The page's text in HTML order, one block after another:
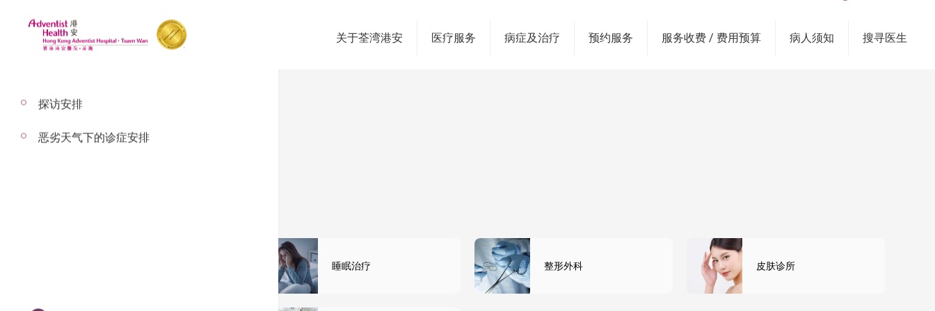
关于荃湾港安 医疗服务 病症及治疗 预约服务 服务收费 / 费用预算 病人须知 搜寻医生
睡眠治疗 整形外科 皮肤诊所
探访安排
恶劣天气下的诊症安排